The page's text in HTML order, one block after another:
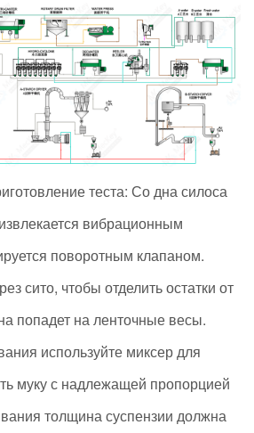
теста: Со дна силоса
вибрационным
поворотным клапаном.
сито, чтобы отделить остатки от
попадет на ленточные весы.
используйте миксер для
муку с надлежащей пропорцией
толщина суспензии должна